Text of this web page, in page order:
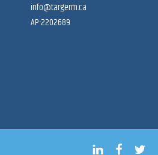
info@targerm.ca
AP-2202689